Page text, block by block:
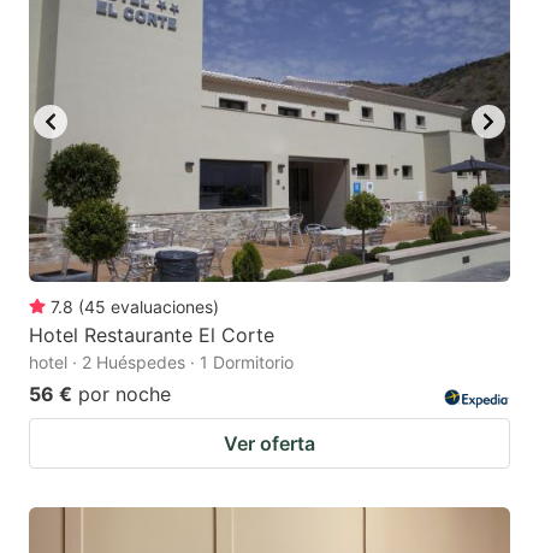
7.8 (45 evaluaciones)
Hotel Restaurante El Corte
hotel · 2 Huéspedes · 1 Dormitorio
56 € por noche
Ver oferta